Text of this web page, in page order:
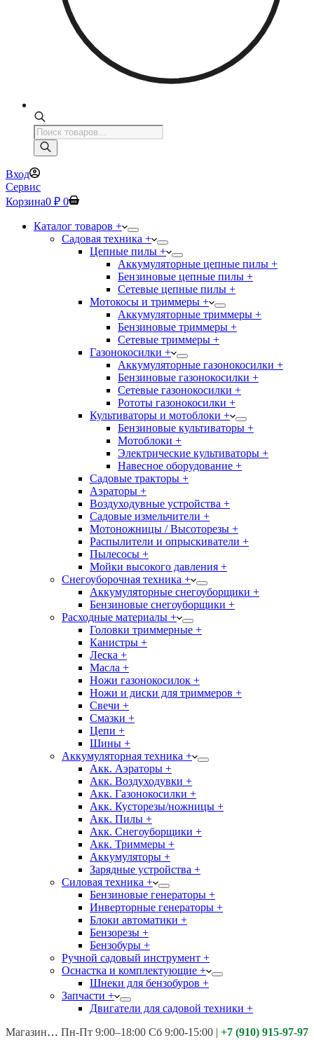
Поиск
товаров
Вход
Сервис
Корзина0 ₽ 0
Каталог товаров +
Садовая техника +
Цепные пилы +
Аккумуляторные цепные пилы +
Бензиновые цепные пилы +
Сетевые цепные пилы +
Мотокосы и триммеры +
Аккумуляторные триммеры +
Бензиновые триммеры +
Сетевые триммеры +
Газонокосилки +
Аккумуляторные газонокосилки +
Бензиновые газонокосилки +
Сетевые газонокосилки +
Рототы газонокосилки +
Культиваторы и мотоблоки +
Бензиновые культиваторы +
Мотоблоки +
Электрические культиваторы +
Навесное оборудование +
Садовые тракторы +
Аэраторы +
Воздуходувные устройства +
Садовые измельчители +
Мотоножницы / Высоторезы +
Распылители и опрыскиватели +
Пылесосы +
Мойки высокого давления +
Снегоуборочная техника +
Аккумуляторные снегоуборщики +
Бензиновые снегоуборщики +
Расходные материалы +
Головки триммерные +
Канистры +
Леска +
Масла +
Ножи газонокосилок +
Ножи и диски для триммеров +
Свечи +
Смазки +
Цепи +
Шины +
Аккумуляторная техника +
Акк. Аэраторы +
Акк. Воздуходувки +
Акк. Газонокосилки +
Акк. Кусторезы/ножницы +
Акк. Пилы +
Акк. Снегоуборщики +
Акк. Триммеры +
Аккумуляторы +
Зарядные устройства +
Силовая техника +
Бензиновые генераторы +
Инверторные генераторы +
Блоки автоматики +
Бензорезы +
Бензобуры +
Ручной садовый инструмент +
Оснастка и комплектующие +
Шнеки для бензобуров +
Запчасти +
Двигатели для садовой техники +
Магазины: Калуга ул. Московская д.113
Пн-Пт 9:00–18:00 Сб 9:00-15:00 | +7 (910) 915-97-97